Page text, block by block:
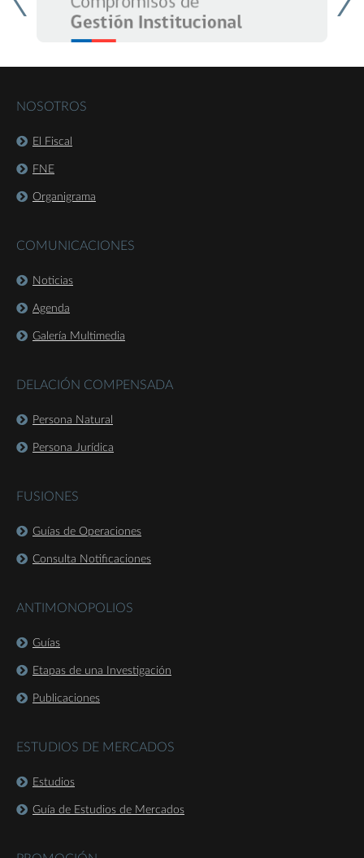
NOSOTROS
El Fiscal
FNE
Organigrama
COMUNICACIONES
Noticias
Agenda
Galería Multimedia
DELACIÓN COMPENSADA
Persona Natural
Persona Jurídica
FUSIONES
Guías de Operaciones
Consulta Notificaciones
ANTIMONOPOLIOS
Guías
Etapas de una Investigación
Publicaciones
ESTUDIOS DE MERCADOS
Estudios
Guía de Estudios de Mercados